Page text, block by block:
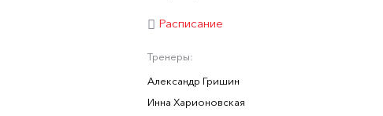
Расписание
Тренеры:
Александр Гришин
Инна Харионовская